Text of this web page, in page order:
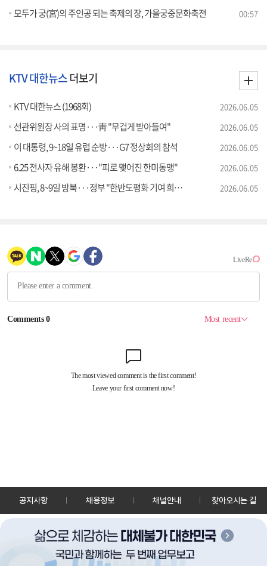
모두가 궁(宮)의 주인공 되는 축제의 장, 가을궁중문화축전 00:57
KTV 대한뉴스더보기
KTV 대한뉴스 (1968회) 2026.06.05
선관위원장 사의 표명···靑 "무겁게 받아들여" 2026.06.05
이 대통령, 9~18일 유럽 순방···G7 정상회의 참석 2026.06.05
6.25 전사자 유해 봉환···"피로 맺어진 한미동맹" 2026.06.05
시진핑, 8~9일 방북···정부 "한반도평화 기여 희망" 2026.06.05
공지사항 채용정보 채널안내 찾아오시는 길
30128 세종특별자치시 정부2청사로 13 한국정책방송원 KTV
TEL: 044-204-8000
Copyrightⓒ KTV 국민방송 All Rights Reserved.